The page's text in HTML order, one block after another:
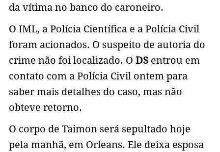
da vítima no banco do caroneiro.
O IML, a Polícia Científica e a Polícia Civil
foram acionados. O suspeito de autoria do
crime não foi localizado. O DSentrou em
contato com a Polícia Civil ontem para
saber mais detalhes do caso, mas não
obteve retorno.
O corpo de Taimon será sepultado hoje
pela manhã, em Orleans. Ele deixa esposa